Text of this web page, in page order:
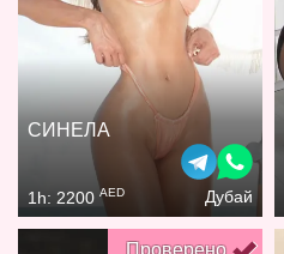
СИНЕЛА
1h: 2200 AED Дубай
Проверено